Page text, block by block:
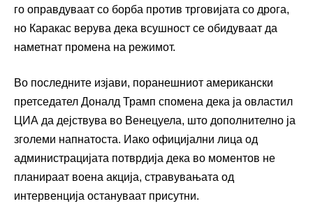
го оправдуваат со борба против трговијата со дрога,
но Каракас верува дека всушност се обидуваат да
наметнат промена на режимот.
Во последните изјави, поранешниот американски
претседател Доналд Трамп спомена дека ја овластил
ЦИА да дејствува во Венецуела, што дополнително ја
зголеми напнатоста. Иако официјални лица од
администрацијата потврдија дека во моментов не
планираат воена акција, стравувањата од
интервенција остануваат присутни.